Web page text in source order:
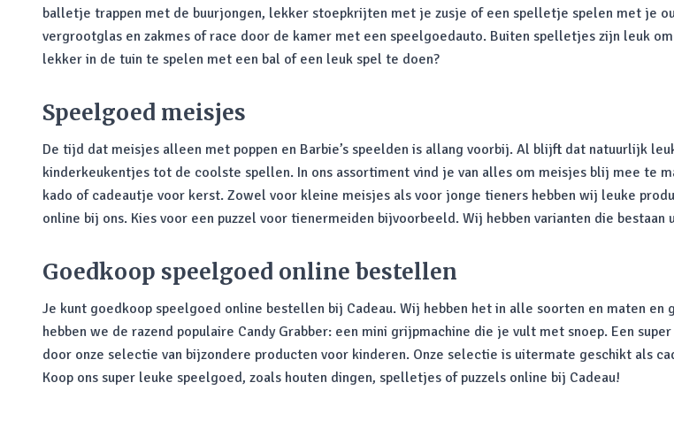
balletje trappen met de buurjongen, lekker stoepkrijten met je zusje of een spelletje spelen met je
vergrootglas en zakmes of race door de kamer met een speelgoedauto. Buiten spelletjes zijn leuk
lekker in de tuin te spelen met een bal of een leuk spel te doen?
Speelgoed meisjes
De tijd dat meisjes alleen met poppen en Barbie’s speelden is allang voorbij. Al blijft dat natuurlijk
kinderkeukentjes tot de coolste spellen. In ons assortiment vind je van alles om meisjes blij mee te
kado of cadeautje voor kerst. Zowel voor kleine meisjes als voor jonge tieners hebben wij leuke
online bij ons. Kies voor een puzzel voor tienermeiden bijvoorbeeld. Wij hebben varianten die
Goedkoop speelgoed online bestellen
Je kunt goedkoop speelgoed online bestellen bij Cadeau. Wij hebben het in alle soorten en maten en
hebben we de razend populaire Candy Grabber: een mini grijpmachine die je vult met snoep. Een
door onze selectie van bijzondere producten voor kinderen. Onze selectie is uitermate geschikt als
Koop ons super leuke speelgoed, zoals houten dingen, spelletjes of puzzels online bij Cadeau!